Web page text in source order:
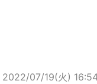
2022/07/19(火)